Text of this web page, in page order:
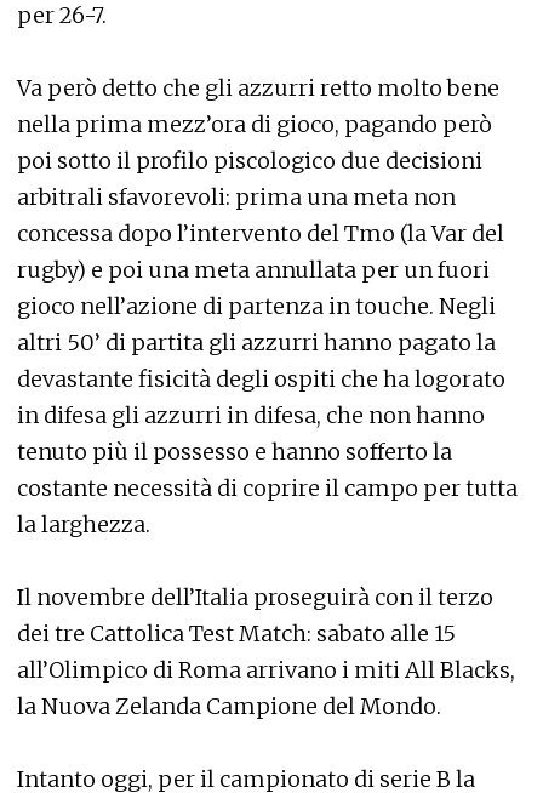
per 26-7.
Va però detto che gli azzurri retto molto bene
nella prima mezz’ora di gioco, pagando però
poi sotto il profilo piscologico due decisioni
arbitrali sfavorevoli: prima una meta non
concessa dopo l’intervento del Tmo (la Var del
rugby) e poi una meta annullata per un fuori
gioco nell’azione di partenza in touche. Negli
altri 50’ di partita gli azzurri hanno pagato la
devastante fisicità degli ospiti che ha logorato
in difesa gli azzurri in difesa, che non hanno
tenuto più il possesso e hanno sofferto la
costante necessità di coprire il campo per tutta
la larghezza.
Il novembre dell’Italia proseguirà con il terzo
dei tre Cattolica Test Match: sabato alle 15
all’Olimpico di Roma arrivano i miti All Blacks,
la Nuova Zelanda Campione del Mondo.
Intanto oggi, per il campionato di serie B la